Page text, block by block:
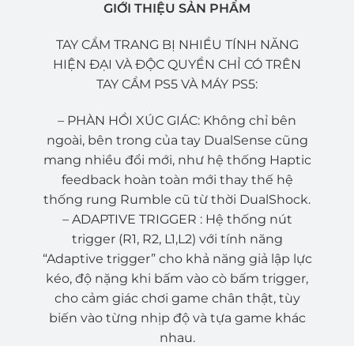
GIỚI THIỆU SẢN PHẨM
TAY CẦM TRANG BỊ NHIỀU TÍNH NĂNG
HIỆN ĐẠI VÀ ĐỘC QUYỀN CHỈ CÓ TRÊN
TAY CẦM PS5 VÀ MÁY PS5:
– PHÀN HỒI XÚC GIÁC: Không chỉ bên
ngoài, bên trong của tay DualSense cũng
mang nhiều đổi mới, như hệ thống Haptic
feedback hoàn toàn mới thay thế hệ
thống rung Rumble cũ từ thời DualShock.
– ADAPTIVE TRIGGER : Hệ thống nút
trigger (R1, R2, L1,L2) với tính năng
“Adaptive trigger” cho khả năng giả lập lực
kéo, độ nặng khi bấm vào cò bấm trigger,
cho cảm giác chơi game chân thật, tùy
biến vào từng nhịp độ và tựa game khác
nhau.